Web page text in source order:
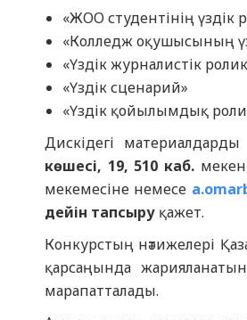
«ЖОО студентінің үздік
«Колледж оқушысының
«Үздік журналистік
«Үздік сценарий»
«Үздік қойылымдық
Дискідегі
көшесі, 19, 510 каб.
мекемесіне немесе
дейін тапсыру қажет.
Конкурстың
қарсаңында
марапатталады.